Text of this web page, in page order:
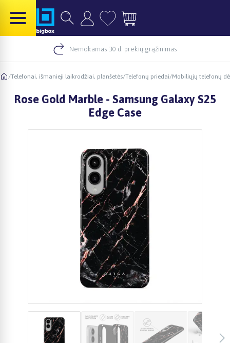
Nemokamas 30 d. prekių grąžinimas
/Telefonai, išmanieji laikrodžiai, planšetės/Telefonų priedai/Mobiliųjų telefonų
Rose Gold Marble - Samsung Galaxy S25
Edge Case